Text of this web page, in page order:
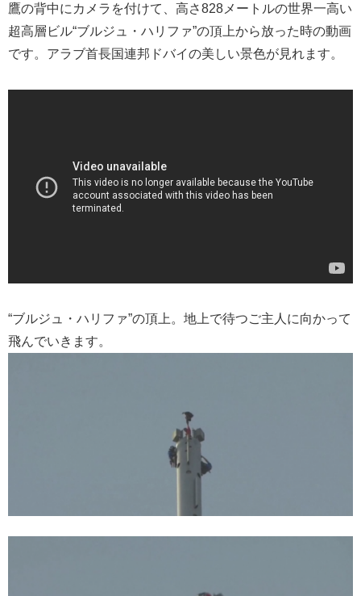
鷹の背中にカメラを付けて、高さ828メートルの世界一高い
超高層ビル“ブルジュ・ハリファ”の頂上から放った時の動画
です。アラブ首長国連邦ドバイの美しい景色が見れます。
“ブルジュ・ハリファ”の頂上。地上で待つご主人に向かって
飛んでいきます。